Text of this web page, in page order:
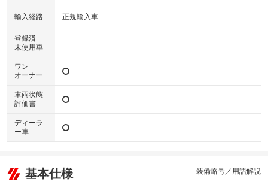
輸入経路 正規輸入車
登録済
未使用車
-
ワン
オーナー
車両状態
評価書
ディーラ
ー車
基本仕様 装備略号／用語解説